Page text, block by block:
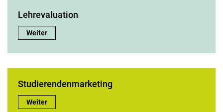
Lehrevaluation
Lehrevaluation:
Weiter
Studierendenmarketing
Studierendenmarketing:
Weiter